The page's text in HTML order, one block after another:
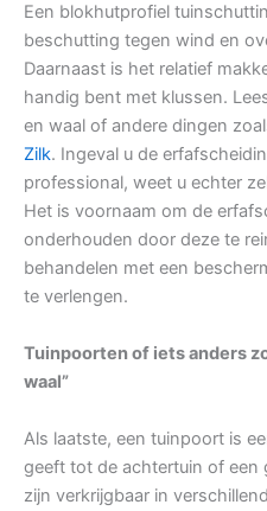
Een blokhutprofiel
beschutting tegen wind en
Daarnaast is het relatief
handig bent met klussen.
en waal of andere dingen
Zilk. Ingeval u de
professional, weet u echter
Het is voornaam om de
onderhouden door deze te
behandelen met een
te verlengen.
Tuinpoorten of iets anders
waal”
Als laatste, een tuinpoort is
geeft tot de achtertuin of een
zijn verkrijgbaar in